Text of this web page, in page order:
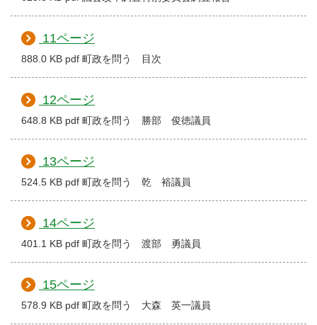
11ページ
888.0 KB pdf 町政を問う 目次
12ページ
648.8 KB pdf 町政を問う 勝部 俊徳議員
13ページ
524.5 KB pdf 町政を問う 乾 裕議員
14ページ
401.1 KB pdf 町政を問う 渡部 勇議員
15ページ
578.9 KB pdf 町政を問う 大森 英一議員